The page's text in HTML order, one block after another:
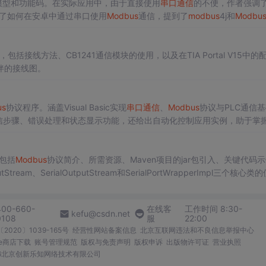
和功能码。在实际应用中，由于直接使用 串口通信的不便，作者强调
如何在安卓中通过串口使用Modbus通信，提到了modbus4j和Modbus
包括接线方法、CB1241通信模块的使用，以及在TIA Portal V15中的
接线图。
协议程序。涵盖Visual Basic实现串口通信、 Modbus协议与PLC通信
步骤、错误处理和状态显示功能，还给出自动化控制应用实例，助于掌
括Modbus协议简介、所需资源、Maven项目的jar包引入、关键代码
、SerialOutputStream和SerialPortWrapperImpl三个核心类的
660-
kefu@csdn.net
在线客
服
工作时间 8:30-
22:00
2020〕1039-165号 经营性网站备案信息 北京互联网违法和不良信息举报中心
店下载 账号管理规范 版权与免责声明 版权申诉 出版物许可证 营业执照
京创新乐知网络技术有限公司